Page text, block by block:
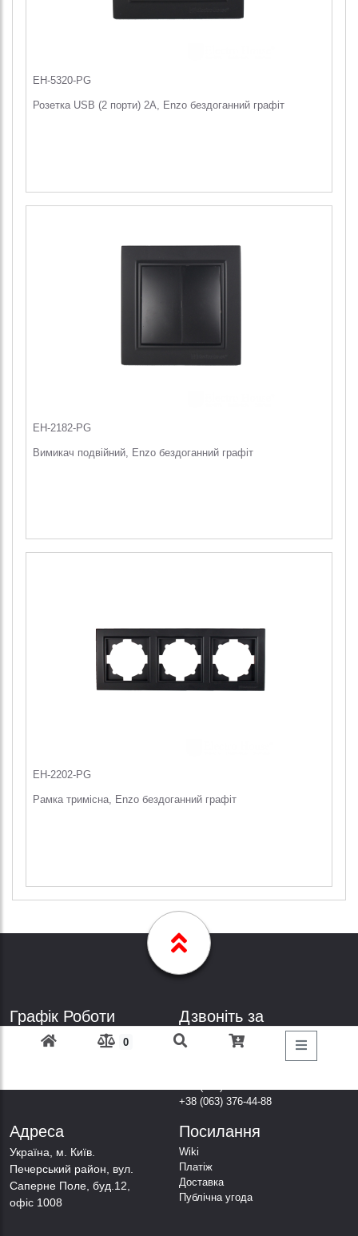
0
EH-5320-PG
Розетка USB (2 порти) 2A, Enzo бездоганний графіт
EH-2182-PG
Вимикач подвійний, Enzo бездоганний графіт
EH-2202-PG
Рамка тримісна, Enzo бездоганний графіт
Графік Роботи
Пн-Пт: з 9: 00 до 18: 00
Дзвоніть за
телефонами
+38 (063) 376-44-88
Адреса
Українa, м. Київ.
Печерський район, вул.
Саперне Поле, буд.12,
офіс 1008
Посилання
Wiki
Платіж
Доставка
Публічна угода